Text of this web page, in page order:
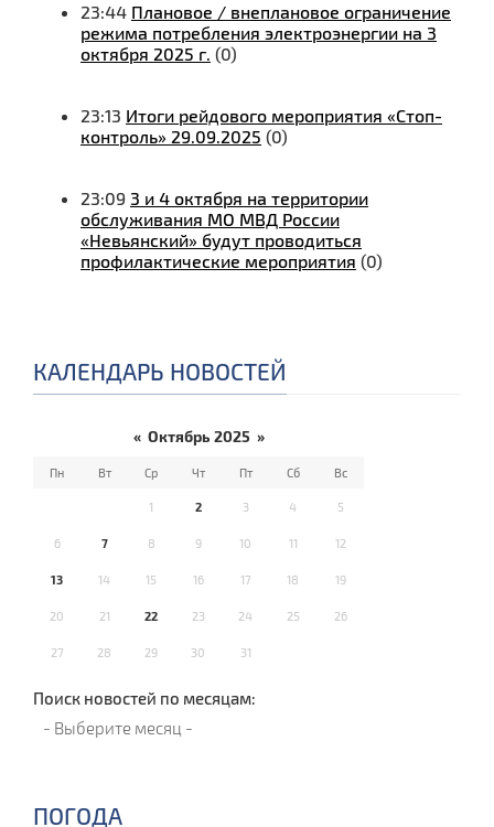
23:44 Плановое / внеплановое ограничение
режима потребления электроэнергии на 3
октября 2025 г. (0)
23:13 Итоги рейдового мероприятия «Стоп-
контроль» 29.09.2025 (0)
23:09 3 и 4 октября на территории
обслуживания МО МВД России
«Невьянский» будут проводиться
профилактические мероприятия (0)
КАЛЕНДАРЬ НОВОСТЕЙ
« Октябрь 2025 »
Пн Вт Ср Чт Пт Сб Вс
1 2 3 4 5
6 7 8 9 10 11 12
13 14 15 16 17 18 19
20 21 22 23 24 25 26
27 28 29 30 31
Поиск новостей по месяцам:
ПОГОДА